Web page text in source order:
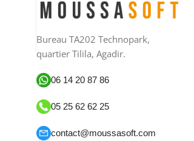
moussasoft.diy
Bureau TA202 Technopark,
quartier Tilila, Agadir.
06 14 20 87 86
05 25 62 62 25
contact@moussasoft.com